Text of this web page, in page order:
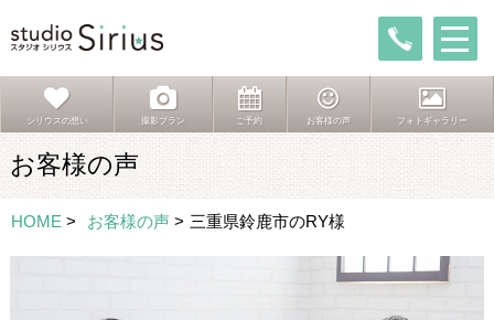
シリウスの想い 撮影プラン ご予約 お客様の声 フォトギャラリー
お客様の声
HOME > お客様の声 > 三重県鈴鹿市のRY様